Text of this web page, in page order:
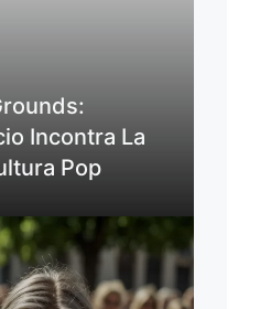
Incontra La
Pop